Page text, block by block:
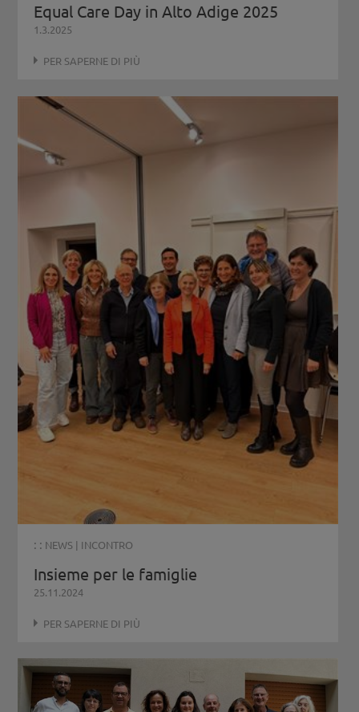
Equal Care Day in Alto Adige 2025
1.3.2025
PER SAPERNE DI PIÙ
: : NEWS | INCONTRO
Insieme per le famiglie
25.11.2024
PER SAPERNE DI PIÙ